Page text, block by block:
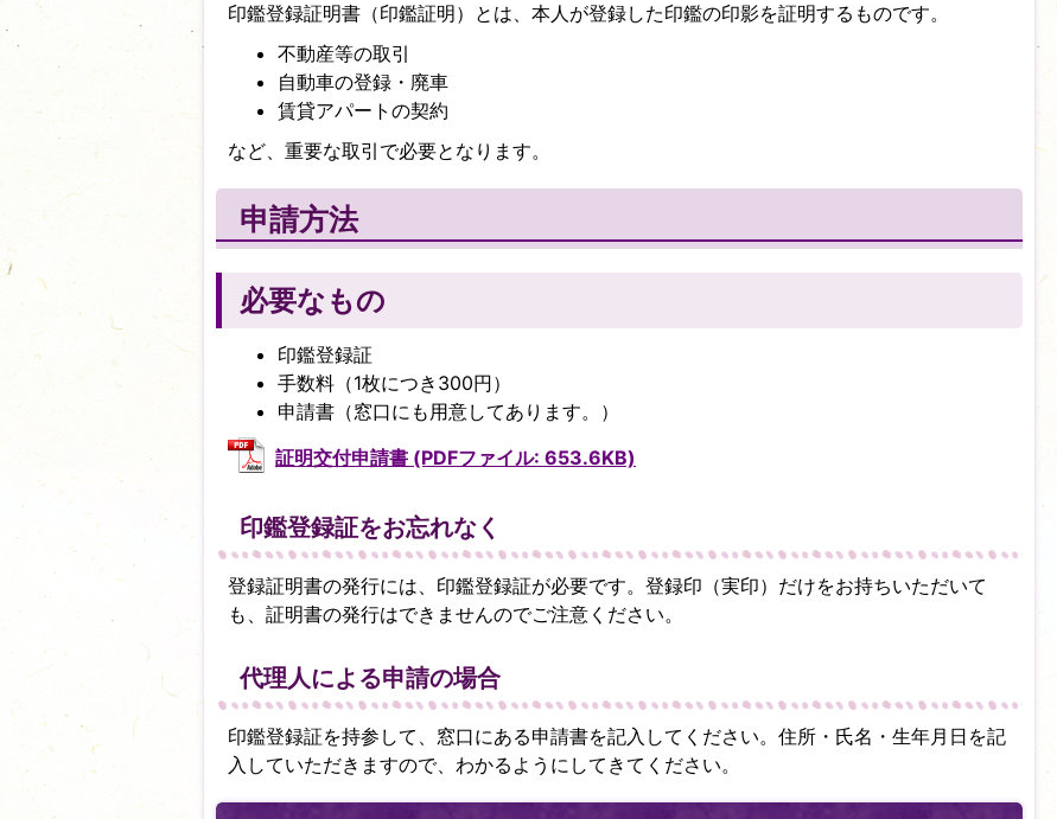
印鑑登録証明書（印鑑証明）とは、本人が登録した印鑑の印影を証明するものです。
不動産等の取引
自動車の登録・廃車
賃貸アパートの契約
など、重要な取引で必要となります。
申請方法
必要なもの
印鑑登録証
手数料（1枚につき300円）
申請書（窓口にも用意してあります。）
証明交付申請書 (PDFファイル: 653.6KB)
印鑑登録証をお忘れなく
登録証­明書の発行には、印鑑登録証が必要です。登録印（実印）だけをお持ちいただいて
も、証明書の発行はできませんのでご注意ください。
代理人による申請の場合
印鑑登録証を持参して、窓口にある申請書を記入してください。住所・氏名・生年月日を記
入していただきますので、わかるようにしてきてください。